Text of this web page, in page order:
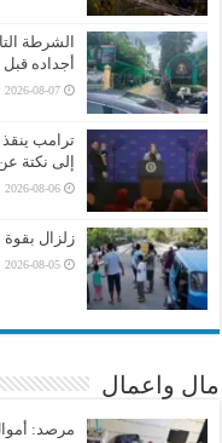
الشرطة
أجداده
2026-08-07
ترامب
إلى نكتة
2026-08-06
زلزال بقوة 6.3 درجة يضرب جنوب الفلبين (فيديو)
2026-08-05
مال واعمال
مرصد: